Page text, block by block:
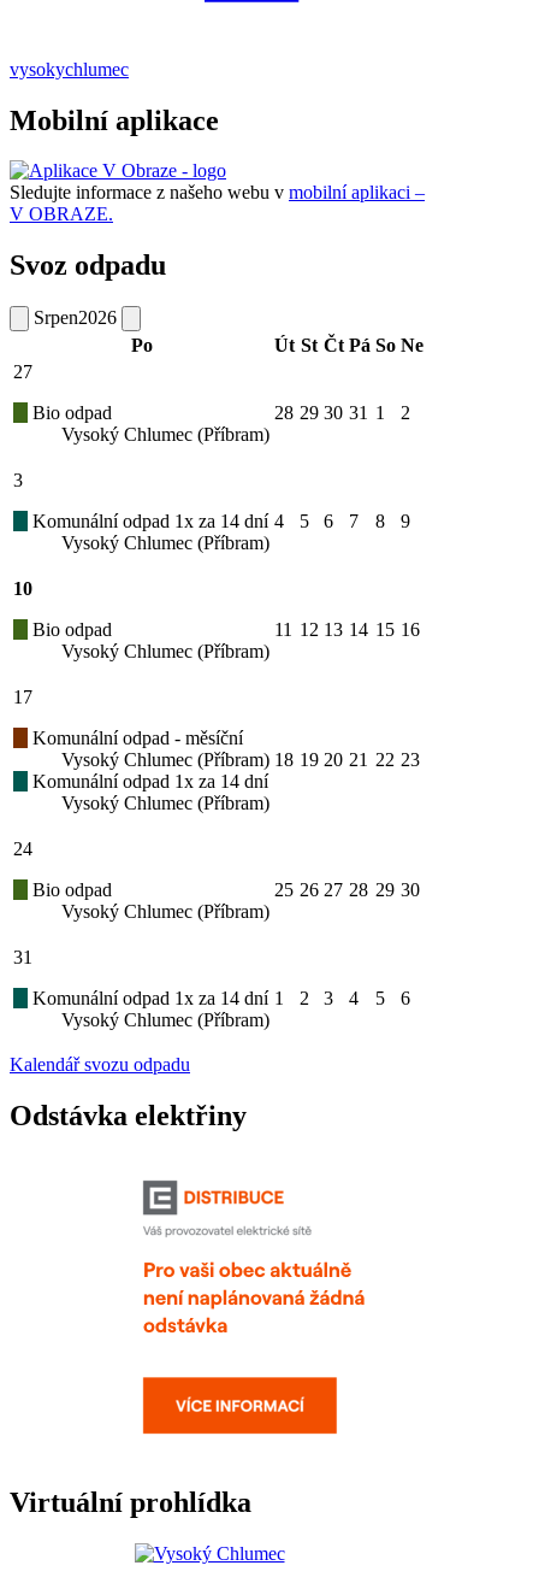
vysokychlumec
Mobilní aplikace
Sledujte informace z našeho webu v mobilní aplikaci –
V OBRAZE.
Svoz odpadu
Srpen2026
Po
Út St Čt Pá So Ne
27
Bio odpad
Vysoký Chlumec (Příbram)
28 29 30 31 1 2
3
Komunální odpad 1x za 14 dní
Vysoký Chlumec (Příbram)
4 5 6 7 8 9
10
Bio odpad
Vysoký Chlumec (Příbram)
11 12 13 14 15 16
17
Komunální odpad - měsíční
Vysoký Chlumec (Příbram)
Komunální odpad 1x za 14 dní
Vysoký Chlumec (Příbram)
18 19 20 21 22 23
24
Bio odpad
Vysoký Chlumec (Příbram)
25 26 27 28 29 30
31
Komunální odpad 1x za 14 dní
Vysoký Chlumec (Příbram)
1 2 3 4 5 6
Kalendář svozu odpadu
Odstávka elektřiny
Virtuální prohlídka